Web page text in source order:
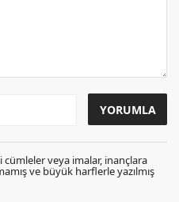
veya imalar, inançlara
ve büyük harflerle yazılmış